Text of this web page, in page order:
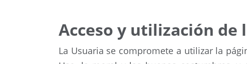
Acceso y utilización de
La Usuaria se compromete a utilizar la